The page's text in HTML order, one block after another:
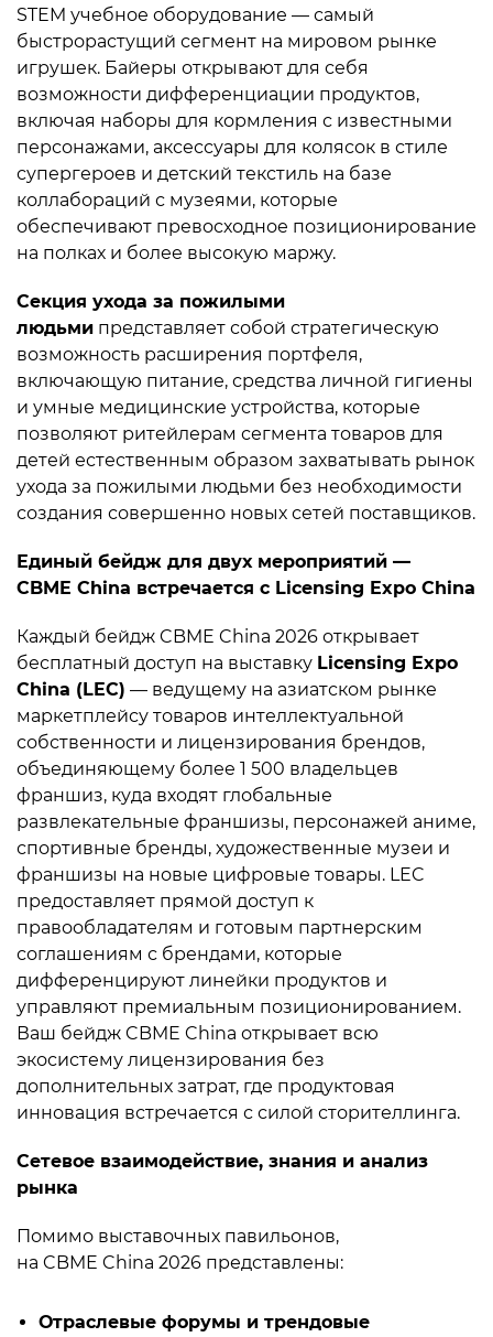
STEM учебное оборудование — самый
быстрорастущий сегмент на мировом рынке
игрушек. Байеры открывают для себя
возможности дифференциации продуктов,
включая наборы для кормления с известными
персонажами, аксессуары для колясок в стиле
супергероев и детский текстиль на базе
коллабораций с музеями, которые
обеспечивают превосходное позиционирование
на полках и более высокую маржу.
Секция ухода за пожилыми
людьми представляет собой стратегическую
возможность расширения портфеля,
включающую питание, средства личной гигиены
и умные медицинские устройства, которые
позволяют ритейлерам сегмента товаров для
детей естественным образом захватывать рынок
ухода за пожилыми людьми без необходимости
создания совершенно новых сетей поставщиков.
Единый бейдж для двух мероприятий —
CBME China встречается с Licensing Expo China
Каждый бейдж CBME China 2026 открывает
бесплатный доступ на выставку Licensing Expo
China (LEC) — ведущему на азиатском рынке
маркетплейсу товаров интеллектуальной
собственности и лицензирования брендов,
объединяющему более 1 500 владельцев
франшиз, куда входят глобальные
развлекательные франшизы, персонажей аниме,
спортивные бренды, художественные музеи и
франшизы на новые цифровые товары. LEC
предоставляет прямой доступ к
правообладателям и готовым партнерским
соглашениям с брендами, которые
дифференцируют линейки продуктов и
управляют премиальным позиционированием.
Ваш бейдж CBME China открывает всю
экосистему лицензирования без
дополнительных затрат, где продуктовая
инновация встречается с силой сторителлинга.
Сетевое взаимодействие, знания и анализ
рынка
Помимо выставочных павильонов,
на CBME China 2026 представлены:
Отраслевые форумы и трендовые